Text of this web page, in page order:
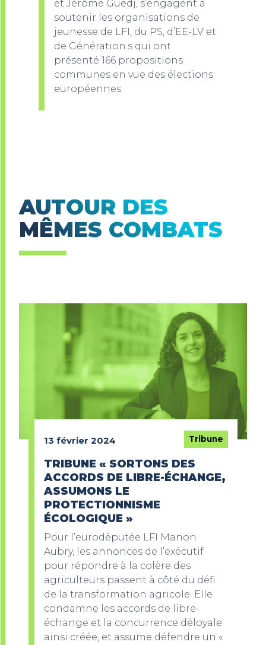
et Jérôme Guedj, s’engagent à
soutenir les organisations de
jeunesse de LFI, du PS, d’EE-LV et
de Génération.s qui ont
présenté 166 propositions
communes en vue des élections
européennes.
AUTOUR DES
MÊMES COMBATS
13 février 2024 Tribune
TRIBUNE « SORTONS DES
ACCORDS DE LIBRE-ÉCHANGE,
ASSUMONS LE
PROTECTIONNISME
ÉCOLOGIQUE »
Pour l’eurodéputée LFI Manon
Aubry, les annonces de l’exécutif
pour répondre à la colère des
agriculteurs passent à côté du défi
de la transformation agricole. Elle
condamne les accords de libre-
échange et la concurrence déloyale
ainsi créée, et assume défendre un «